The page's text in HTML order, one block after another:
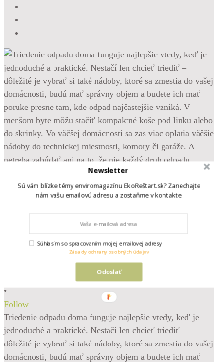
•
Follow
Triedenie odpadu doma funguje najlepšie vtedy, keď je
jednoduché a praktické. Nestačí len chcieť triediť –
dôležité je vybrať si také nádoby, ktoré sa zmestia do vašej
domácnosti, budú mať správny objem a budete ich mať
Newsletter
Sú vám blízke témy enviromagazínu EkoReštart.sk? Zanechajte
nám vašu emailovú adresu a zostaňme v kontakte.
Odoslať
Súhlasím so spracovaním mojej emailovej adresy
Zásady ochrany osobných údajov